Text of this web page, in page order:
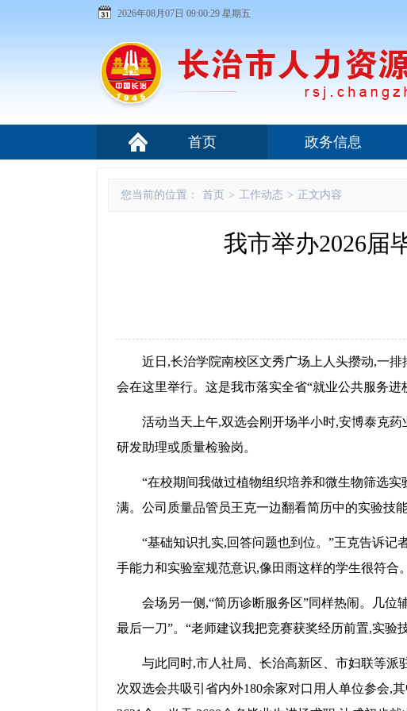
2026年08月07日 09:00:30 星期五
首页 政务信息
您当前的位置： 首页 > 工作动态 > 正文内容
我市举办2026届
近日,长治学院南校区文秀广场上人头攒动,一
会在这里举行。这是我市落实全省“就业公共服务进
活动当天上午,双选会刚开场半小时,安博泰克
研发助理或质量检验岗。
“在校期间我做过植物组织培养和微生物筛选
满。公司质量品管员王克一边翻看简历中的实验技
“基础知识扎实,回答问题也到位。”王克告诉
手能力和实验室规范意识,像田雨这样的学生很符合
会场另一侧,“简历诊断服务区”同样热闹。几位
最后一刀”。“老师建议我把竞赛获奖经历前置,实验
与此同时,市人社局、长治高新区、市妇联等
次双选会共吸引省内外180余家对口用人单位参会,